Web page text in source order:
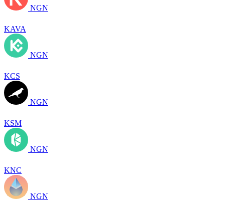
NGN
KAVA
NGN
KCS
NGN
KSM
NGN
KNC
NGN